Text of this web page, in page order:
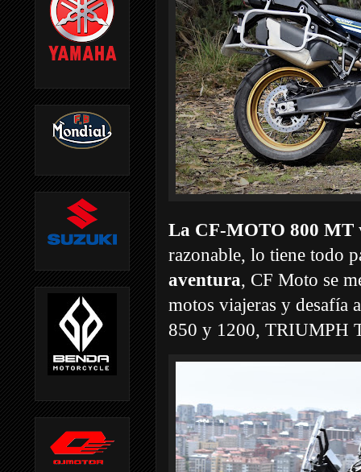
La CF-MOTO 800 MT
razonable, lo tiene todo
aventura, CF Moto se
motos viajeras y desafía
850 y 1200, TRIUMPH